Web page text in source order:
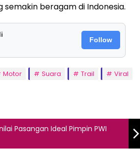
beragam di Indonesia.
Follow
Motor Suara Trail
Viral
Pasangan Ideal Pimpin PWI